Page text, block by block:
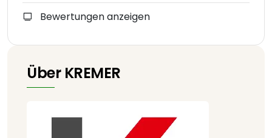
Bewertungen anzeigen
Über KREMER